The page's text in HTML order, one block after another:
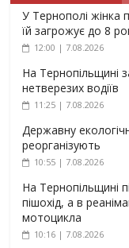
У Тернополі жінка
їй загрожує до 8
12:00 | 7.08.2026
На Тернопільщині
нетверезих водіїв
11:25 | 7.08.2026
Державну
реорганізують
10:55 | 7.08.2026
На Тернопільщині
пішохід, а в
мотоцикла
10:16 | 7.08.2026